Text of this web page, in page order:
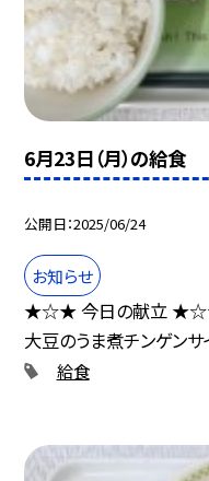
6月23日（月）の給食
公開日 2025/06/24
お知らせ
★☆★ 今日の献立 ★☆★
大豆のうま煮チンゲンサ
給食